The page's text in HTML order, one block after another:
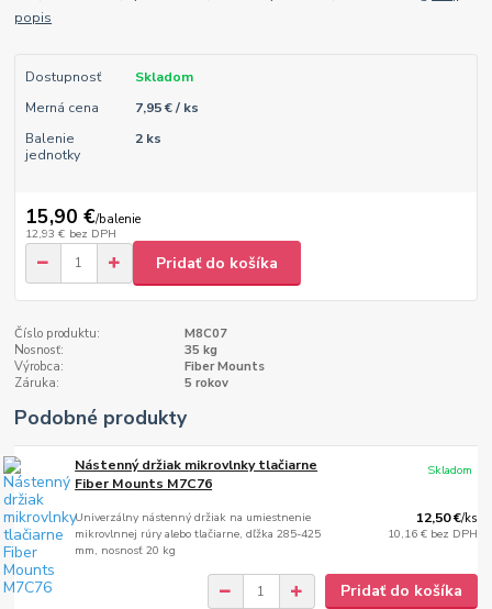
popis
Dostupnosť
Skladom
Merná cena
7,95 € / ks
Balenie
jednotky
2 ks
15,90 €/balenie
12,93 € bez DPH
Pridať do košíka
Číslo produktu:
M8C07
Nosnosť:
35 kg
Výrobca:
Fiber Mounts
Záruka:
5 rokov
Podobné produkty
Nástenný držiak mikrovlnky tlačiarne
Fiber Mounts M7C76
Univerzálny nástenný držiak na umiestnenie
mikrovlnnej rúry alebo tlačiarne, dľžka 285-425
mm, nosnosť 20 kg
12,50 €/ks
10,16 € bez DPH
Skladom
Pridať do košíka